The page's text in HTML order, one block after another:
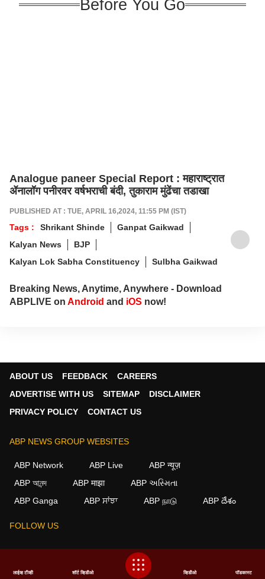
Before You Go
Analogue paneer Special Report : महाराष्ट्रात
ॲनालॉग पनीरवर वर्षभराची बंदी, तुकाराम मुंढेंचा तडाखा
PUBLISHED AT : TUE, APRIL 16,2024, 11:55 PM (IST)
Tags : Shrikant Shinde
Ganpat Gaikwad
Kalyan News
BJP
Kalyan Lok Sabha Constituency
Sulbha Gaikwad
Breaking News, Anytime, Anywhere - Download
ABPLIVE on Android and iOS now!
ABOUT US FEEDBACK
CAREERS
ADVERTISE WITH US
SITEMAP
DISCLAIMER
PRIVACY POLICY
CONTACT US
ABP NEWS GROUP WEBSITES
ABP Network ABP Live
ABP न्यूज़
ABP আনন্দ
ABP माझा
ABP અસ્મિતા
ABP Ganga
ABP ਸਾਂਝਾ ABP நாடு ABP దేశం
FOLLOW US
This website follows the DNPA Code of Ethics.
Copyright@2026.
लाईव्ह टीव्ही शॉर्ट व्हिडीओ व्हिडीओ पॉडकास्ट